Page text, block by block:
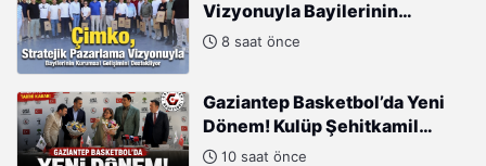
Vizyonuyla Bayilerinin
Kurumsal Gelişimini
8 saat önce
Gaziantep Basketbol’da Yeni
Dönem! Kulüp Şehitkamil
Belediyesi’ne Devredildi
10 saat önce